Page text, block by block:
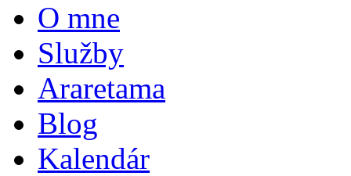
O mne
Služby
Araretama
Blog
Kalendár